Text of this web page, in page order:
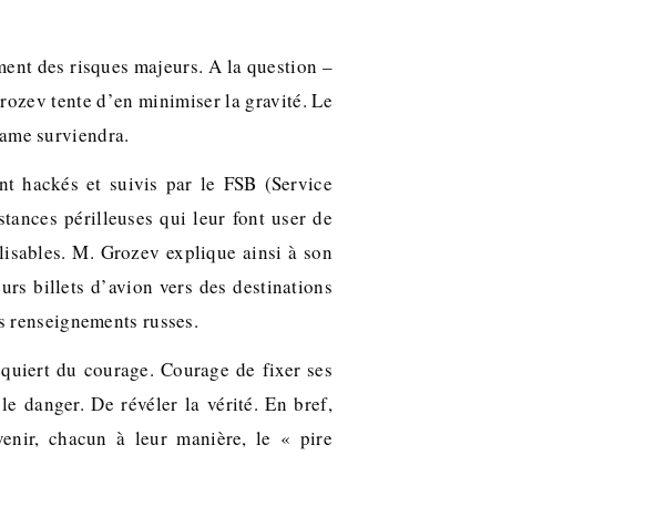
des risques majeurs. A la question –
tente d’en minimiser la gravité. Le
surviendra.
hackés et suivis par le FSB (Service
périlleuses qui leur font user de
M. Grozev explique ainsi à son
billets d’avion vers des destinations
russes.
du courage. Courage de fixer ses
danger. De révéler la vérité. En bref,
chacun à leur manière, le « pire